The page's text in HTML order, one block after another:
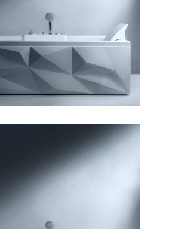
وان دایموند ۱۷۰
وان دایموند ۱۸۰